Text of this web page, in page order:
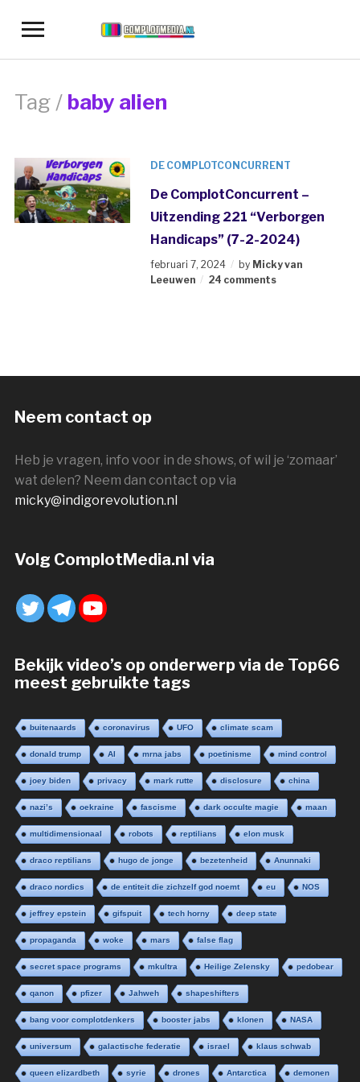
Toggle
navigation
Tag / baby alien
DE COMPLOTCONCURRENT
De ComplotConcurrent –
Uitzending 221 “Verborgen
Handicaps” (7-2-2024)
februari 7, 2024 by Micky van
Leeuwen
24 comments
Neem contact op
Heb je vragen, info voor in de shows, of wil je ‘zomaar’
wat delen? Neem dan contact op via
micky@indigorevolution.nl
Volg ComplotMedia.nl via
Bekijk video’s op onderwerp via de Top66
meest gebruikte tags
buitenaards coronavirus UFO climate scam
donald trump AI mrna jabs poetinisme mind control
joey biden privacy mark rutte disclosure china
nazi’s oekraine fascisme dark occulte magie maan
multidimensionaal robots reptilians elon musk
draco reptilians hugo de jonge bezetenheid Anunnaki
draco nordics de entiteit die zichzelf god noemt eu NOS
jeffrey epstein gifspuit tech horny deep state
propaganda woke mars false flag
secret space programs mkultra Heilige Zelensky pedobear
qanon pfizer Jahweh shapeshifters
bang voor complotdenkers booster jabs klonen NASA
universum galactische federatie israel klaus schwab
queen elizardbeth syrie drones Antarctica demonen